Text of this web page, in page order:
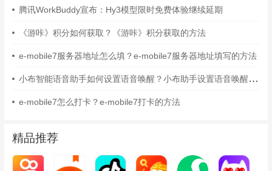
腾讯WorkBuddy宣布：Hy3模型限时免费体验继续延期
《游咔》积分如何获取？《游咔》积分获取的方法
e-mobile7服务器地址怎么填？e-mobile7服务器地址填写的方法
小布智能语音助手如何设置语音唤醒？小布助手设置语音唤醒的方法
e-mobile7怎么打卡？e-mobile7打卡的方法
精品推荐